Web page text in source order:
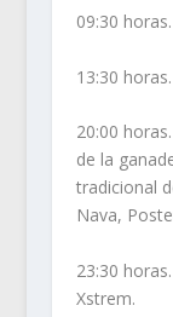
09:30
13:30
20:00
de la
tradicional
Nava,
23:30
Xstrem.